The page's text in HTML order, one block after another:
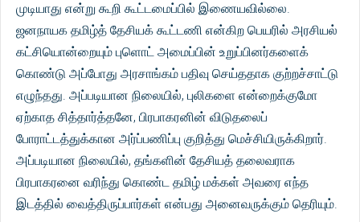
முடியாது என்று கூறி கூட்டமைப்பில் இணையவில்லை.
ஜனநாயக தமிழ்த் தேசியக் கூட்டணி என்கிற பெயரில் அரசியல்
கட்சியொன்றையும் புளொட் அமைப்பின் உறுப்பினர்களைக்
கொண்டு அப்போது அரசாங்கம் பதிவு செய்ததாக குற்றச்சாட்டு
எழுந்தது. அப்படியான நிலையில், புலிகளை என்றைக்குமோ
ஏற்காத சித்தார்த்தனே, பிரபாகரனின் விடுதலைப்
போராட்டத்துக்கான அர்ப்பணிப்பு குறித்து மெச்சியிருக்கிறார்.
அப்படியான நிலையில், தங்களின் தேசியத் தலைவராக
பிரபாகரனை வரிந்து கொண்ட தமிழ் மக்கள் அவரை எந்த
இடத்தில் வைத்திருப்பார்கள் என்பது அனைவருக்கும் தெரியும்.